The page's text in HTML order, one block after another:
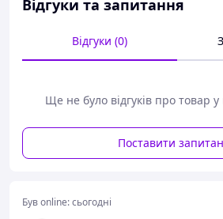
Відгуки та запитання
Відгуки (0)
Ще не було відгуків про товар
Поставити
Був online:сьогодні